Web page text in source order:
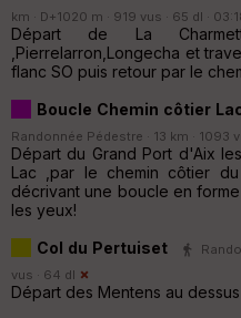
km · D+1020 m · 919 vus · 65 dl ·
Départ de La
,Pierrelarron,Longecha et
flanc SO puis retour par le
Boucle Chemin côtier
Randonnée Pédestre · 13 km · 1093
Départ du Grand Port d'Aix
Lac ,par le chemin côtier
décrivant une boucle en
les yeux!
Col du Pertuiset
vus · 64 dl
Départ des Mentens au